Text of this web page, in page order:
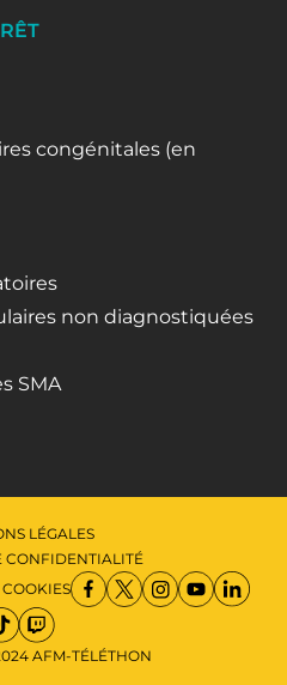
congénitales (en
non diagnostiquées
SMA
AFM-TÉLÉTHON
LÉGALES
CONFIDENTIALITÉ